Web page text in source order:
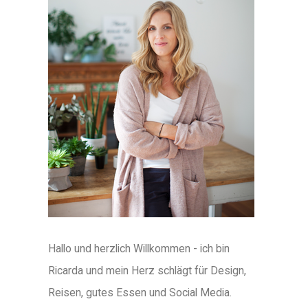
Hallo und herzlich Willkommen - ich bin
Ricarda und mein Herz schlägt für Design,
Reisen, gutes Essen und Social Media.